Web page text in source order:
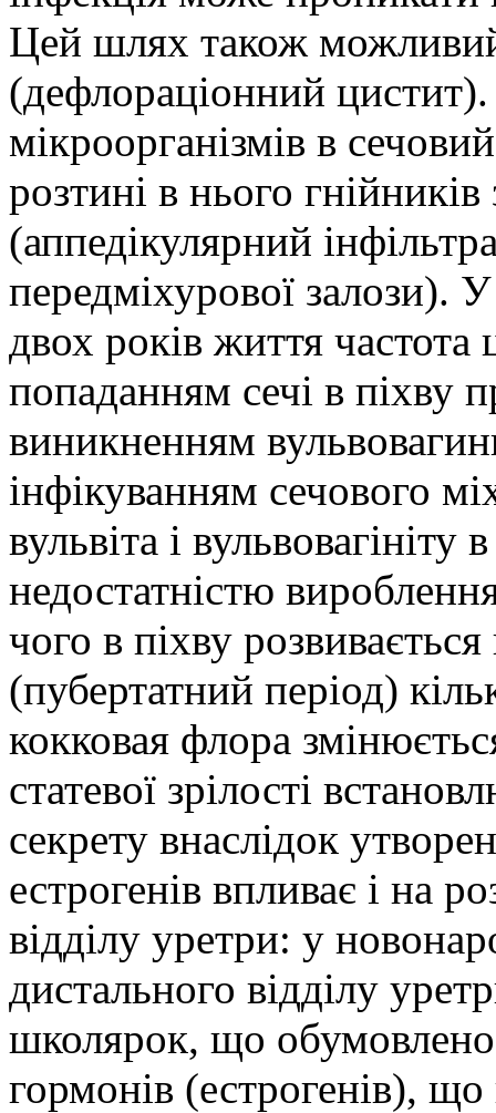
Цей шлях також можливий
(дефлораціонний
мікроорганізмів в
розтині в нього
(аппедікулярний
передміхурової залози).
двох років життя частота
попаданням сечі в піхву
виникненням
інфікуванням сечового
вульвіта і
недостатністю
чого в піхву
(пубертатний період)
кокковая флора
статевої зрілості
секрету внаслідок
естрогенів впливає і на
відділу уретри: у
дистального відділу
школярок, що
гормонів (естрогенів),